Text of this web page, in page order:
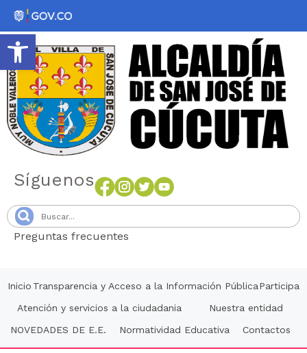
Abrir barra de herramientas
Síguenos
Preguntas frecuentes
Inicio Transparencia y Acceso a la Información PúblicaParticipa
Atención y servicios a la ciudadania
Nuestra entidad
NOVEDADES DE E.E.
Normatividad Educativa Contactos